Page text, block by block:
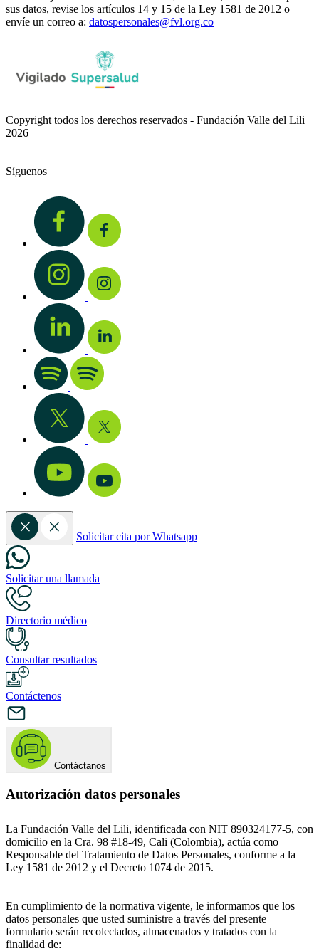
sus datos, revise los artículos 14 y 15 de la Ley 1581 de 2012 o
envíe un correo a: datospersonales@fvl.org.co
Copyright todos los derechos reservados - Fundación Valle del Lili
2026
Síguenos
Solicitar cita por Whatsapp
Solicitar una llamada
Directorio médico
Consultar resultados
Contáctenos
Contáctanos
Autorización datos personales
La Fundación Valle del Lili, identificada con NIT 890324177-5, con
domicilio en la Cra. 98 #18-49, Cali (Colombia), actúa como
Responsable del Tratamiento de Datos Personales, conforme a la
Ley 1581 de 2012 y el Decreto 1074 de 2015.
En cumplimiento de la normativa vigente, le informamos que los
datos personales que usted suministre a través del presente
formulario serán recolectados, almacenados y tratados con la
finalidad de: